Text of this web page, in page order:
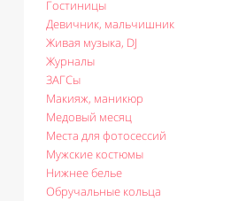
Гостиницы
Девичник, мальчишник
Живая музыка, DJ
Журналы
ЗАГСы
Макияж, маникюр
Медовый месяц
Места для фотосессий
Мужские костюмы
Нижнее белье
Обручальные кольца